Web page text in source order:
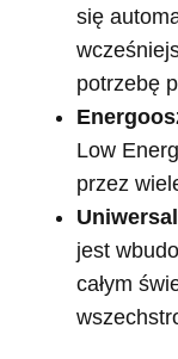
się
potrzebę
Low
przez
jest
całym